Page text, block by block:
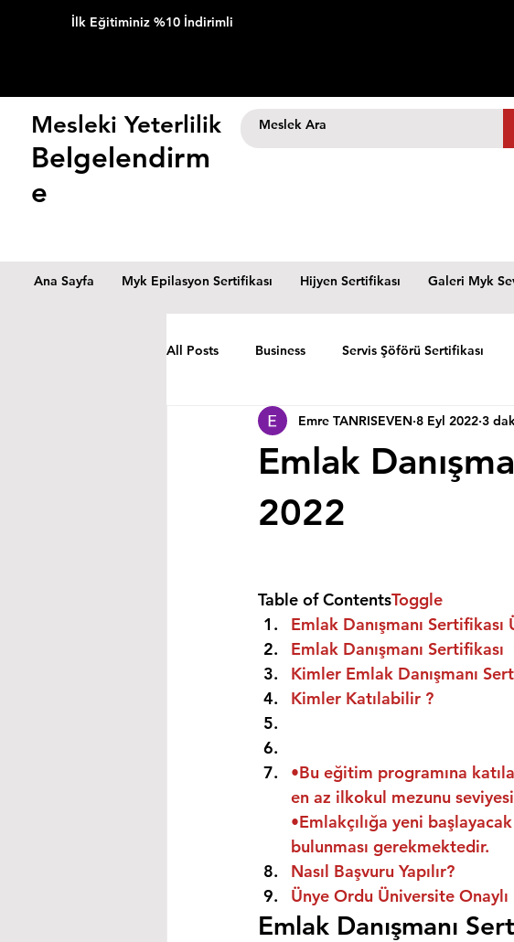
İlk Eğitiminiz %10 İndirimli
Mesleki Yeterlilik
Belgelendirm
e
Ana Sayfa Myk Epilasyon Sertifikası Hijyen Sertifikası Galeri Myk
All Posts Business Servis Şöförü Sertifikası
Emlak
2022
Emre TANRISEVEN 8 Eyl 2022 3
Table of ContentsToggle
Emlak Danışmanı
Emlak Danışmanı Sertifikası
Kimler Emlak Danışmanı
Kimler Katılabilir ?
•Bu eğitim programına
en az ilkokul mezunu
•Emlakçılığa yeni
bulunması gerekmektedir.
Nasıl Başvuru Yapılır?
Ünye Ordu Üniversite Onaylı
Emlak Danışmanı